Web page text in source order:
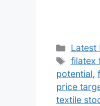
Latest
Tags
filatex
potential,
price
textile